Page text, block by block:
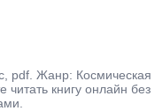
pdf. Жанр: Космическая
книгу онлайн без